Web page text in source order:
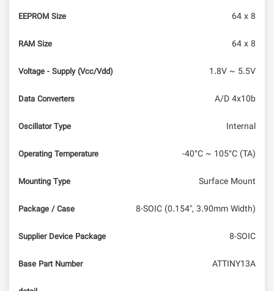
EEPROM Size 64 x 8
RAM Size 64 x 8
Voltage - Supply (Vcc/Vdd) 1.8V ~ 5.5V
Data Converters A/D 4x10b
Oscillator Type Internal
Operating Temperature -40°C ~ 105°C (TA)
Mounting Type Surface Mount
Package / Case 8-SOIC (0.154", 3.90mm Width)
Supplier Device Package 8-SOIC
Base Part Number ATTINY13A